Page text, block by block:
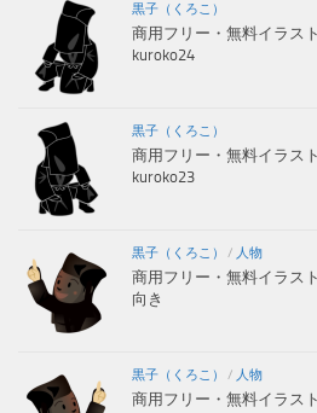
黒子（くろこ）
商用フリー・無料イラス
kuroko24
黒子（くろこ）
商用フリー・無料イラス
kuroko23
黒子（くろこ） / 人物
商用フリー・無料イラス
向き
黒子（くろこ） / 人物
商用フリー・無料イラス